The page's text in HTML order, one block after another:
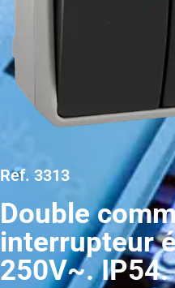
Ref. 3313
Double
interrupteur
250V~.